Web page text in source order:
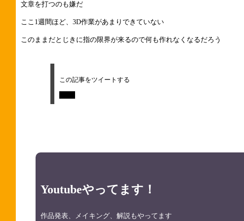
文章を打つのも嫌だ
ここ1週間ほど、3D作業があまりできていない
このままだとじきに指の限界が来るので何も作れなくなるだろう
この記事をツイートする
Youtubeやってます！
作品発表、メイキング、解説もやってます